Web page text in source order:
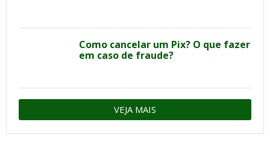
Como cancelar um Pix? O que fazer
em caso de fraude?
VEJA MAIS